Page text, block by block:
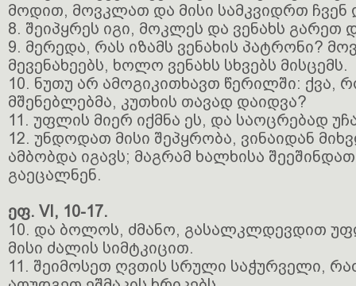
მოდით, მოვკლათ და მისი სამკვიდრთ ჩვენ
8. შეიპყრეს იგი, მოკლეს და ვენახს გარეთ
9. მერედა, რას იზამს ვენახის პატრონი?
მევენახეებს, ხოლო ვენახს სხვებს მისცემს.
10. ნუთუ არ ამოგიკითხავთ წერილში: ქვა,
მშენებლებმა, კუთხის თავად დაიდვა?
11. უფლის მიერ იქმნა ეს, და საოცრებად
12. უნდოდათ მისი შეპყრობა, ვინაიდან
ამბობდა იგავს; მაგრამ ხალხისა
გაეცალნენ.
ეფ. VI, 10-17.
10. და ბოლოს, ძმანო, გასალკლდევდით
მისი ძალის სიმტკიცით.
11. შეიმოსეთ ღვთის სრული საჭურველი,